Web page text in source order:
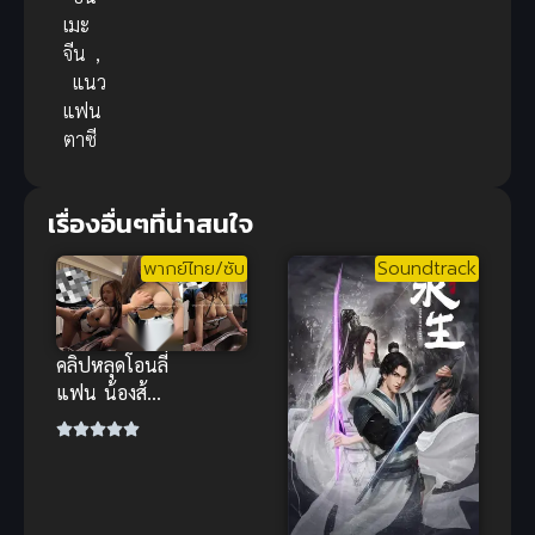
เมะ
จีน ,
แนว
แฟน
ตาซี
เรื่องอื่นๆที่น่าสนใจ
พากย์ไทย/ซับ
คลิปหลุดโอนลี่
แฟน น้องส้ม
ชุดทำกับข้าว
Soundtrack